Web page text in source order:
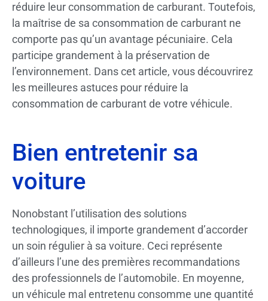
réduire leur consommation de carburant. Toutefois,
la maîtrise de sa consommation de carburant ne
comporte pas qu’un avantage pécuniaire. Cela
participe grandement à la préservation de
l’environnement. Dans cet article, vous découvrirez
les meilleures astuces pour réduire la
consommation de carburant de votre véhicule.
Bien entretenir sa
voiture
Nonobstant l’utilisation des solutions
technologiques, il importe grandement d’accorder
un soin régulier à sa voiture. Ceci représente
d’ailleurs l’une des premières recommandations
des professionnels de l’automobile. En moyenne,
un véhicule mal entretenu consomme une quantité